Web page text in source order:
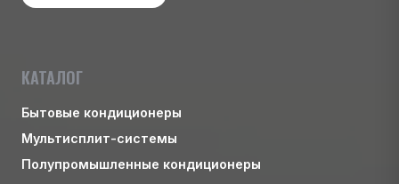
КАТАЛОГ
Бытовые кондиционеры
Мультисплит-системы
Полупромышленные кондиционеры